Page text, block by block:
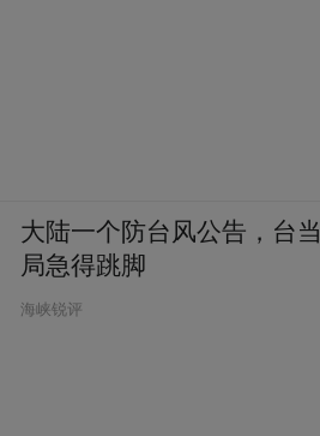
大陆一个防台风公告，台当
局急得跳脚
海峡锐评